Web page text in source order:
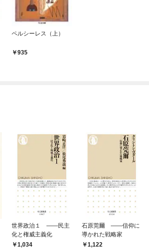
ペルシーレス（上）
935
世界政治１ ――民主
化と権威主義化
1,034
石原莞爾 ――信仰に
導かれた戦略家
1,122